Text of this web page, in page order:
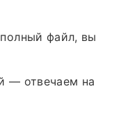
файл, вы
— отвечаем на